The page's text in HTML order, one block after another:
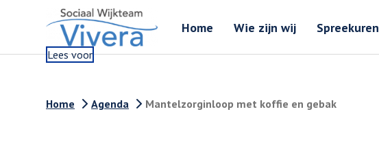
Home Wie zijn wij Spreekuren
Lees voor
Home Agenda Mantelzorginloop met koffie en gebak